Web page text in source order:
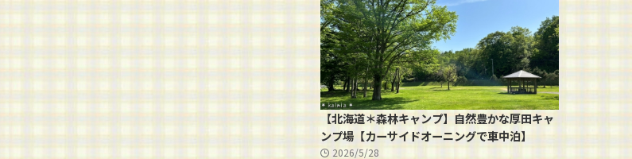
【北海道＊森林キャンプ】自然豊かな厚田キャ
ンプ場【カーサイドオーニングで車中泊】
2026/5/28